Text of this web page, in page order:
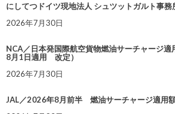
にしてつドイツ現地法人 シュツットガルト事務
2026年7月30日
NCA／日本発国際航空貨物燃油サーチャージ
8月1日適用 改定）
2026年7月30日
JAL／2026年8月前半 燃油サーチャージ適用